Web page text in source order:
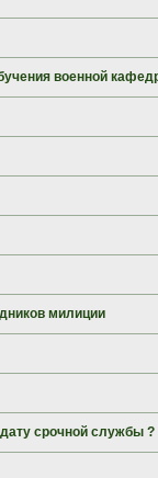
военной
милиции
срочной службы ?